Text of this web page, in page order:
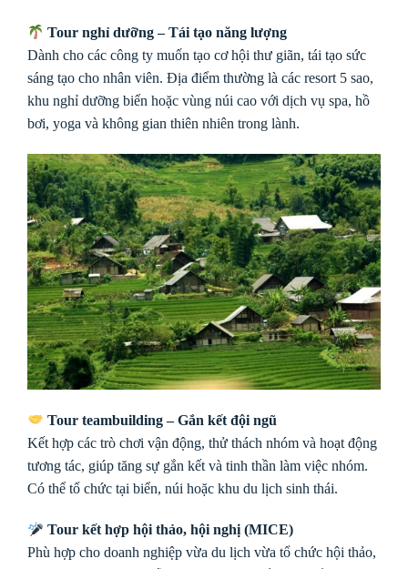
Tour nghỉ dưỡng – Tái tạo năng lượng
Dành cho các công ty muốn tạo cơ hội thư giãn, tái tạo sức
sáng tạo cho nhân viên. Địa điểm thường là các resort 5 sao,
khu nghỉ dưỡng biển hoặc vùng núi cao với dịch vụ spa, hồ
bơi, yoga và không gian thiên nhiên trong lành.
Tour teambuilding – Gắn kết đội ngũ
Kết hợp các trò chơi vận động, thử thách nhóm và hoạt động
tương tác, giúp tăng sự gắn kết và tinh thần làm việc nhóm.
Có thể tổ chức tại biển, núi hoặc khu du lịch sinh thái.
Tour kết hợp hội thảo, hội nghị (MICE)
Phù hợp cho doanh nghiệp vừa du lịch vừa tổ chức hội thảo,